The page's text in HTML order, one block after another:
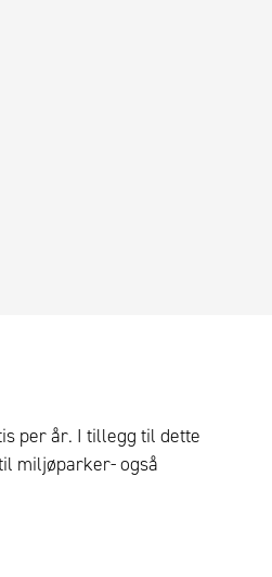
per år. I tillegg til dette
miljøparker- også